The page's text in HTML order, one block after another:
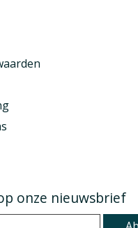
onze nieuwsbrief